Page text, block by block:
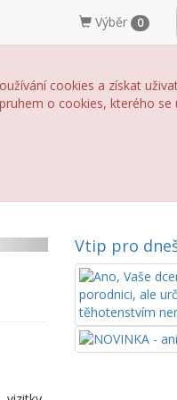
cookies a získat
o cookies, kterého se
Výběr 0
Vtip pro